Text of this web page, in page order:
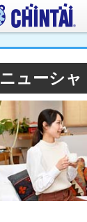
ニューシ